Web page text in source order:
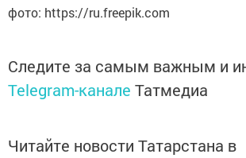
фото: https://ru.freepik.com
Следите за самым важным и
Telegram-канале Татмедиа
Читайте новости Татарстана в